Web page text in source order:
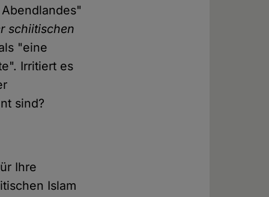
schiitischen
"eine
Irritiert es
sind?
Ihre
Islam